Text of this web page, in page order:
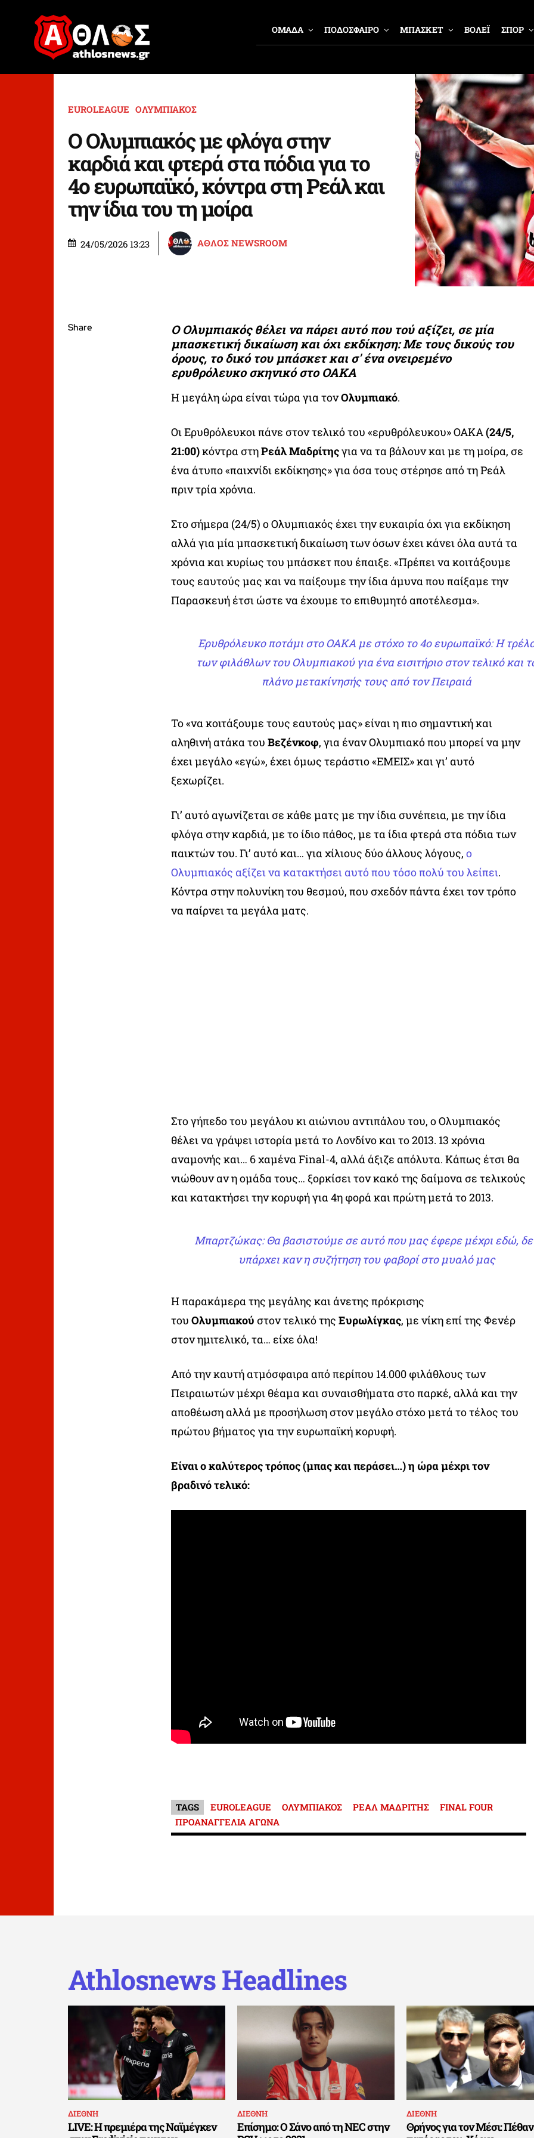
ΟΜΑΔΑ ΠΟΔΟΣΦΑΙΡΟ ΜΠΑΣΚΕΤ ΒΟΛΕΪ ΣΠΟΡ
EUROLEAGUE ΟΛΥΜΠΙΑΚΟΣ
Ο Ολυμπιακός με φλόγα στην
καρδιά και φτερά στα πόδια για το
4ο ευρωπαϊκό, κόντρα στη Ρεάλ και
την ίδια του τη μοίρα
24/05/2026 13:23 ΑΘΛΟΣ NEWSROOM
Share
Ο Ολυμπιακός θέλει να πάρει αυτό που τού αξίζει, σε μία
μπασκετική δικαίωση και όχι εκδίκηση: Με τους δικούς του
όρους, το δικό του μπάσκετ και σ' ένα ονειρεμένο
ερυθρόλευκο σκηνικό στο ΟΑΚΑ
Η μεγάλη ώρα είναι τώρα για τονΟλυμπιακό.
Οι Ερυθρόλευκοι πάνε στον τελικό του «ερυθρόλευκου» ΟΑΚΑ(24/5,
21:00)κόντρα στηΡεάλ Μαδρίτηςγια να τα βάλουν και με τη μοίρα, σε
ένα άτυπο «παιχνίδι εκδίκησης» για όσα τους στέρησε από τη Ρεάλ
πριν τρία χρόνια.
Στο σήμερα (24/5) ο Ολυμπιακός έχει την ευκαιρία όχι για εκδίκηση
αλλά για μία μπασκετική δικαίωση των όσων έχει κάνει όλα αυτά τα
χρόνια και κυρίως του μπάσκετ που έπαιξε. «Πρέπει να κοιτάξουμε
τους εαυτούς μας και να παίξουμε την ίδια άμυνα που παίξαμε την
Παρασκευή έτσι ώστε να έχουμε το επιθυμητό αποτέλεσμα».
Ερυθρόλευκο ποτάμι στο ΟΑΚΑ με στόχο το 4ο ευρωπαϊκό: Η
των φιλάθλων του Ολυμπιακού για ένα εισιτήριο στον τελικό και
πλάνο μετακίνησής τους από τον Πειραιά
Το «να κοιτάξουμε τους εαυτούς μας» είναι η πιο σημαντική και
αληθινή ατάκα τουΒεζένκοφ, για έναν Ολυμπιακό που μπορεί να μην
έχει μεγάλο «εγώ», έχει όμως τεράστιο «ΕΜΕΙΣ» και γι’ αυτό
ξεχωρίζει.
Γι’ αυτό αγωνίζεται σε κάθε ματς με την ίδια συνέπεια, με την ίδια
φλόγα στην καρδιά, με το ίδιο πάθος, με τα ίδια φτερά στα πόδια των
παικτών του. Γι’ αυτό και… για χίλιους δύο άλλους λόγους, ο
Ολυμπιακός αξίζει να κατακτήσει αυτό που τόσο πολύ του λείπει.
Κόντρα στην πολυνίκη του θεσμού, που σχεδόν πάντα έχει τον τρόπο
να παίρνει τα μεγάλα ματς.
Στο γήπεδο του μεγάλου κι αιώνιου αντιπάλου του, ο Ολυμπιακός
θέλει να γράψει ιστορία μετά το Λονδίνο και το 2013. 13 χρόνια
αναμονής και… 6 χαμένα Final-4, αλλά άξιζε απόλυτα. Κάπως έτσι θα
νιώθουν αν η ομάδα τους… ξορκίσει τον κακό της δαίμονα σε τελικούς
και κατακτήσει την κορυφή για 4η φορά και πρώτη μετά το 2013.
Μπαρτζώκας: Θα βασιστούμε σε αυτό που μας έφερε μέχρι εδώ,
υπάρχει καν η συζήτηση του φαβορί στο μυαλό μας
Η παρακάμερα της μεγάλης και άνετης πρόκρισης
τουΟλυμπιακού στον τελικό τηςΕυρωλίγκας, με νίκη επί της Φενέρ
στον ημιτελικό, τα… είχε όλα!
Από την καυτή ατμόσφαιρα από περίπου 14.000 φιλάθλους των
Πειραιωτών μέχρι θέαμα και συναισθήματα στο παρκέ, αλλά και την
αποθέωση αλλά με προσήλωση στον μεγάλο στόχο μετά το τέλος του
πρώτου βήματος για την ευρωπαϊκή κορυφή.
Είναι ο καλύτερος τρόπος (μπας και περάσει…) η ώρα μέχρι τον
βραδινό τελικό:
TAGS EUROLEAGUE ΟΛΥΜΠΙΑΚΟΣ ΡΕΑΛ ΜΑΔΡΙΤΗΣ
FINAL FOUR
ΠΡΟΑΝΑΓΓΕΛΙΑ ΑΓΩΝΑ
Athlosnews Headlines
ΔΙΕΘΝΗ
LIVE: Η πρεμιέρα της Ναϊμέγκεν
ΔΙΕΘΝΗ
Επίσημο: Ο Σάνο από τη NEC στην
ΔΙΕΘΝΗ
Θρήνος για τον Μέσι: